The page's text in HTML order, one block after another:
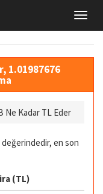
1.01987676
Ne Kadar TL Eder
değerindedir, en son
(TL)